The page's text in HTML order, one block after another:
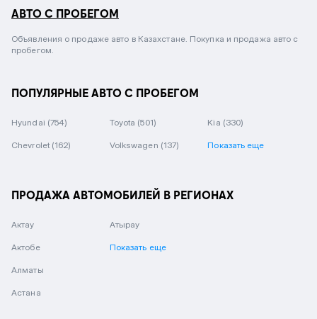
АВТО С ПРОБЕГОМ
Объявления о продаже авто в Казахстане. Покупка и продажа авто с
пробегом.
ПОПУЛЯРНЫЕ АВТО С ПРОБЕГОМ
Hyundai (754) Toyota (501) Kia (330)
Chevrolet (162) Volkswagen (137) Показать еще
ПРОДАЖА АВТОМОБИЛЕЙ В РЕГИОНАХ
Актау
Актобе
Алматы
Астана
Атырау
Показать еще